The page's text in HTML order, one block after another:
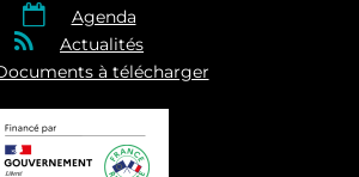
 Agenda
 Actualités
à télécharger